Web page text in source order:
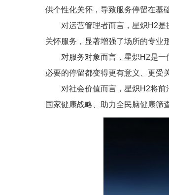
供个性化关怀，导致服务停留在基
对运营管理者而言，星炽H2
关怀服务，显著增强了场所的专业
对服务对象而言，星炽H2是一
必要的停留都变得更有意义、更受
对社会价值而言，星炽H2将
国家健康战略、助力全民脑健康筛